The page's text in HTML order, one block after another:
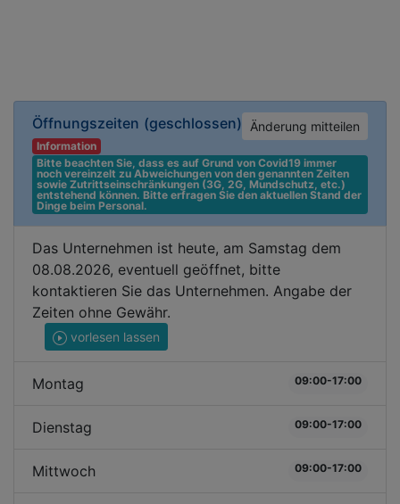
Öffnungszeiten (geschlossen) Änderung mitteilen
Information
Bitte beachten Sie, dass es auf Grund von Covid19 immer
noch vereinzelt zu Abweichungen von den genannten Zeiten
sowie Zutrittseinschränkungen (3G, 2G, Mundschutz, etc.)
entstehend können. Bitte erfragen Sie den aktuellen Stand der
Dinge beim Personal.
Das Unternehmen ist heute, am Samstag dem
08.08.2026, eventuell geöffnet, bitte
kontaktieren Sie das Unternehmen. Angabe der
Zeiten ohne Gewähr.
vorlesen lassen
Montag 09:00-17:00
Dienstag 09:00-17:00
Mittwoch 09:00-17:00